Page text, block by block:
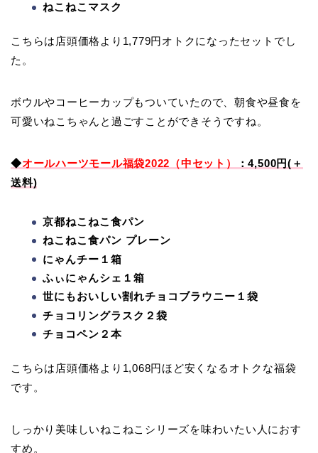
ねこねこマスク
こちらは店頭価格より1,779円オトクになったセットでし
た。
ボウルやコーヒーカップもついていたので、朝食や昼食を
可愛いねこちゃんと過ごすことができそうですね。
◆オールハーツモール福袋2022（中セット）
：4,500円(＋
送料)
京都ねこねこ食パン
ねこねこ食パン プレーン
にゃんチー１箱
ふぃにゃんシェ１箱
世にもおいしい割れチョコブラウニー１袋
チョコリングラスク２袋
チョコペン２本
こちらは店頭価格より1,068円ほど安くなるオトクな福袋
です。
しっかり美味しいねこねこシリーズを味わいたい人におす
すめ。